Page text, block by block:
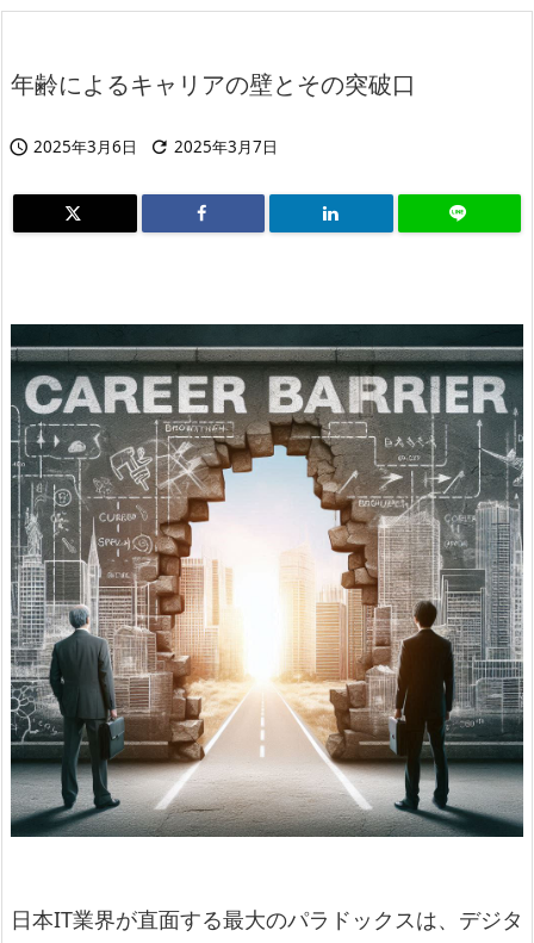
検索
年齢によるキャリアの壁とその突破口
 2025年3月6日  2025年3月7日
日本IT業界が直面する最大のパラドックスは、デジタ